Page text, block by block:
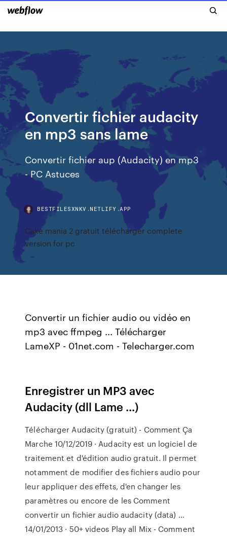
Convertir fichier audacity
en mp3 sans lame
Convertir fichier aup (Audacity) en mp3
- PC Astuces
BESTFILESXNKV.NETLIFY.APP
Cake mania 2 gratuit télécharger complete
version for pc
Convertir un fichier audio ou vidéo en
mp3 avec ffmpeg ... Télécharger
LameXP - 01net.com - Telecharger.com
Enregistrer un MP3 avec
Audacity (dll Lame ...)
Télécharger Audacity (gratuit) - Comment Ça
Marche 10/12/2019 · Audacity est un logiciel de
traitement et d'édition audio gratuit. Il permet
notamment de modifier des fichiers audio pour
leur appliquer des effets, d'en changer les
paramètres ou encore de les Comment
convertir un fichier audio audacity (data) …
14/01/2013 · 50+ videos Play all Mix - Comment